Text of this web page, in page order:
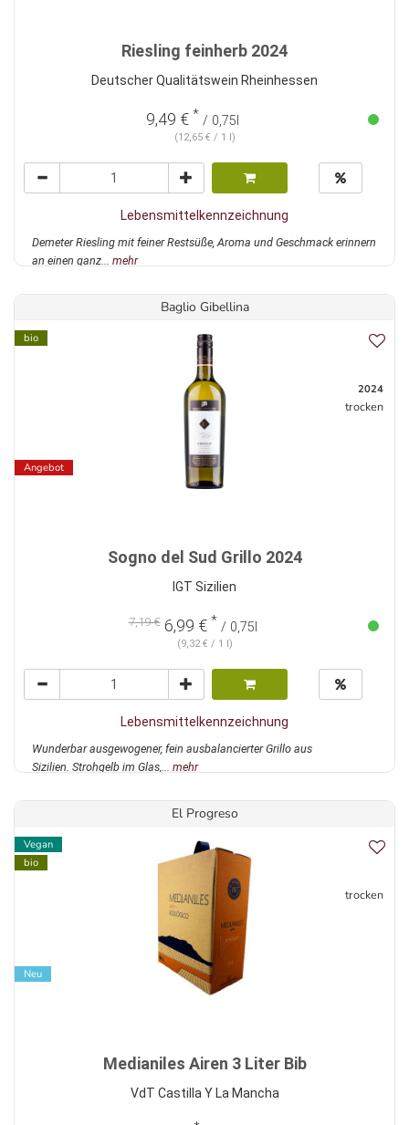
Riesling feinherb 2024
Deutscher Qualitätswein Rheinhessen
9,49 € * / 0,75l
(12,65 € / 1 l)
Lebensmittelkennzeichnung
Demeter Riesling mit feiner Restsüße, Aroma und Geschmack erinnern
an einen ganz... mehr
Baglio Gibellina
bio
Angebot
2024
trocken
Sogno del Sud Grillo 2024
IGT Sizilien
7,19 €6,99 € * / 0,75l
(9,32 € / 1 l)
Lebensmittelkennzeichnung
Wunderbar ausgewogener, fein ausbalancierter Grillo aus
Sizilien. Strohgelb im Glas,... mehr
El Progreso
Vegan
bio
Neu
trocken
Medianiles Airen 3 Liter Bib
VdT Castilla Y La Mancha